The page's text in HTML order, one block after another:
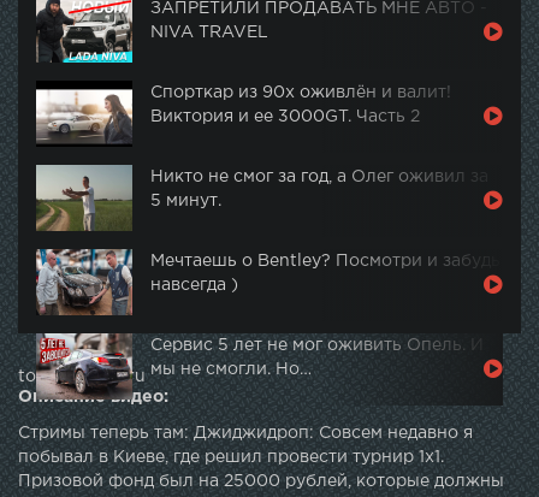
ЗАПРЕТИЛИ ПРОДАВАТЬ МНЕ АВТО -
NIVA TRAVEL
Спорткар из 90х оживлён и валит!
Виктория и ее 3000GT. Часть 2
Никто не смог за год, а Олег оживил за
5 минут.
Мечтаешь о Bentley? Посмотри и забудь
навсегда )
Сервис 5 лет не мог оживить Опель. И
мы не смогли. Но…
topautotube.ru
Описание видео:
Стримы теперь там: Джиджидроп: Совсем недавно я
побывал в Киеве, где решил провести турнир 1х1.
Призовой фонд был на 25000 рублей, которые должны